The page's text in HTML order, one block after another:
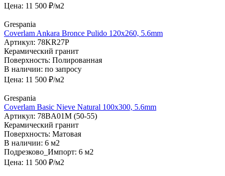
Цена: 11 500 ₽/м2
Grespania
Coverlam Ankara Bronce Pulido 120х260, 5.6mm
Артикул: 78KR27P
Керамический гранит
Поверхность: Полированная
В наличии: по запросу
Цена: 11 500 ₽/м2
Grespania
Coverlam Basic Nieve Natural 100х300, 5.6mm
Артикул: 78BA01M (50-55)
Керамический гранит
Поверхность: Матовая
В наличии: 6 м2
Подрезково_Импорт: 6 м2
Цена: 11 500 ₽/м2